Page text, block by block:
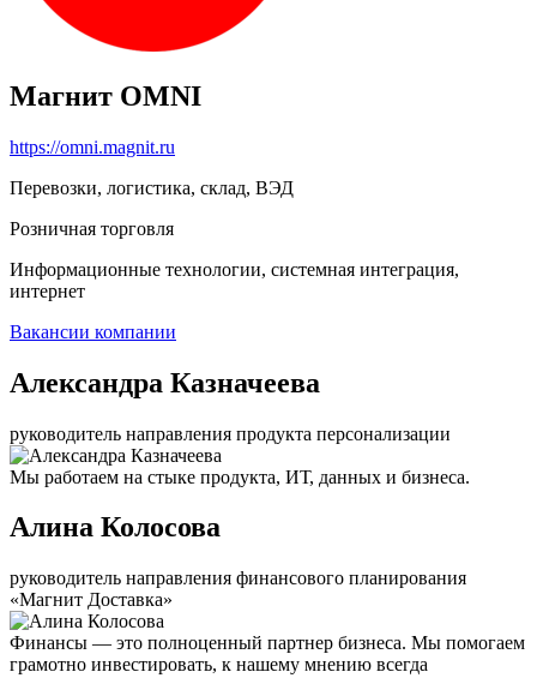
Магнит OMNI
https://omni.magnit.ru
Перевозки, логистика, склад, ВЭД
Розничная торговля
Информационные технологии, системная интеграция,
интернет
Вакансии компании
Александра Казначеева
руководитель направления продукта персонализации
Мы работаем на стыке продукта, ИТ, данных и бизнеса.
Алина Колосова
руководитель направления финансового планирования
«Магнит Доставка»
Финансы — это полноценный партнер бизнеса. Мы помогаем
грамотно инвестировать, к нашему мнению всегда